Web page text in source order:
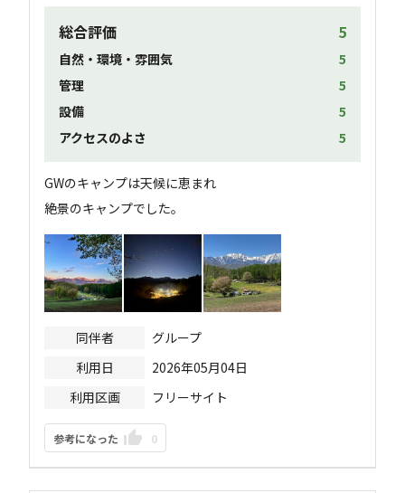
総合評価 5
自然・環境・雰囲気
5
管理
5
設備
5
アクセスのよさ
5
GWのキャンプは天候に恵まれ
絶景のキャンプでした。
同伴者
グループ
利用日
2026年05月04日
利用区画
フリーサイト
参考になった 0